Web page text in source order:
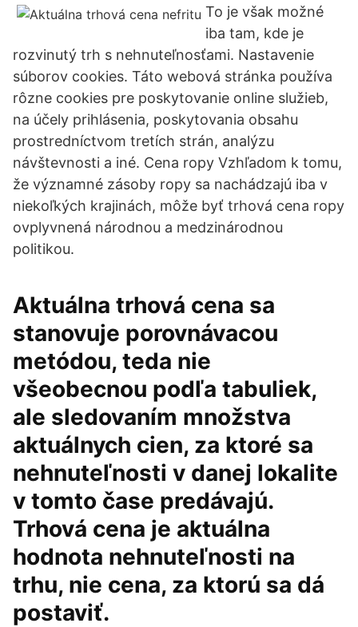
To je však možné
iba tam, kde je
rozvinutý trh s nehnuteľnosťami. Nastavenie
súborov cookies. Táto webová stránka používa
rôzne cookies pre poskytovanie online služieb,
na účely prihlásenia, poskytovania obsahu
prostredníctvom tretích strán, analýzu
návštevnosti a iné. Cena ropy Vzhľadom k tomu,
že významné zásoby ropy sa nachádzajú iba v
niekoľkých krajinách, môže byť trhová cena ropy
ovplyvnená národnou a medzinárodnou
politikou.
Aktuálna trhová cena sa
stanovuje porovnávacou
metódou, teda nie
všeobecnou podľa tabuliek,
ale sledovaním množstva
aktuálnych cien, za ktoré sa
nehnuteľnosti v danej lokalite
v tomto čase predávajú.
Trhová cena je aktuálna
hodnota nehnuteľnosti na
trhu, nie cena, za ktorú sa dá
postaviť.